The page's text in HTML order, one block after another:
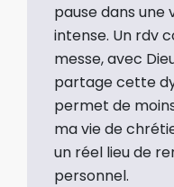
pause dans une
intense. Un rdv
messe, avec
partage cette
permet de
ma vie de
un réel lieu de
personnel.